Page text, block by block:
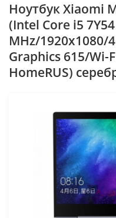
Ноутбук Xiaomi
(Intel Core i5
MHz/1920x1080/
Graphics 615/
HomeRUS)